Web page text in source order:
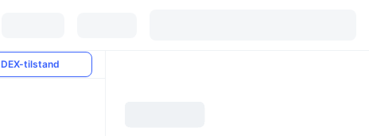
DEX-tilstand